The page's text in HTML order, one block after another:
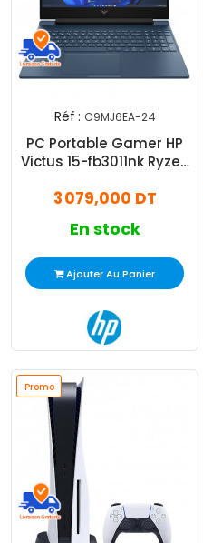
Réf : C9MJ6EA-24
PC Portable Gamer HP
Victus 15-fb3011nk Ryzen
11
3 079,000 DT
En stock
Ajouter Au Panier
Promo